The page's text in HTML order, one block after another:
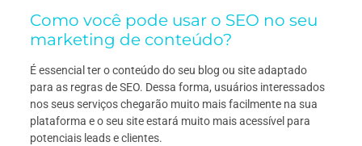
Como você pode usar o SEO no seu
marketing de conteúdo?
É essencial ter o conteúdo do seu blog ou site adaptado
para as regras de SEO. Dessa forma, usuários interessados
nos seus serviços chegarão muito mais facilmente na sua
plataforma e o seu site estará muito mais acessível para
potenciais leads e clientes.